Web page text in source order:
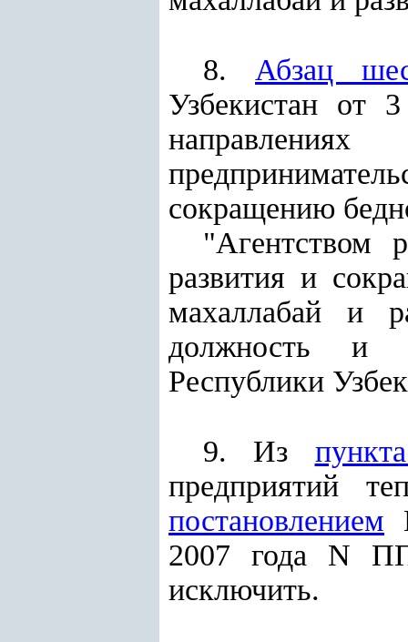
8. Абзац
Узбекистан от
сокращению
"Агентством
развития и
махаллабай и
должность и
Республики
9. Из
предприятий
постановлением
2007 года N
исключить.